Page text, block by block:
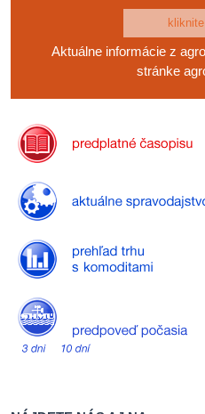
Aktuálne informácie z
stránke